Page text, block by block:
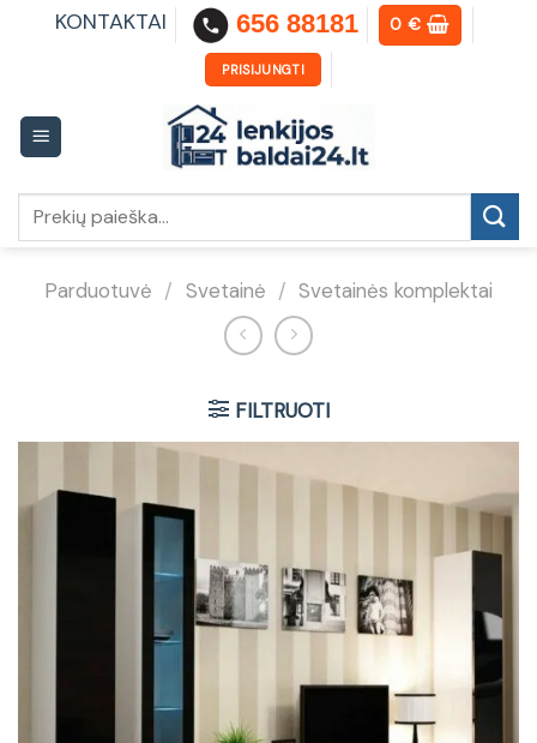
KONTAKTAI 656 88181 0€
PRISIJUNGTI
Parduotuvė / Svetainė / Svetainės komplektai
FILTRUOTI